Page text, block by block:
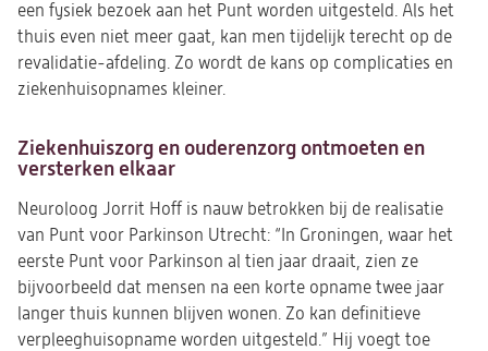
een fysiek bezoek aan het Punt worden uitgesteld. Als het
thuis even niet meer gaat, kan men tijdelijk terecht op de
revalidatie-afdeling. Zo wordt de kans op complicaties en
ziekenhuisopnames kleiner.
Ziekenhuiszorg en ouderenzorg ontmoeten en
versterken elkaar
Neuroloog Jorrit Hoff is nauw betrokken bij de realisatie
van Punt voor Parkinson Utrecht: “In Groningen, waar het
eerste Punt voor Parkinson al tien jaar draait, zien ze
bijvoorbeeld dat mensen na een korte opname twee jaar
langer thuis kunnen blijven wonen. Zo kan definitieve
verpleeghuisopname worden uitgesteld.” Hij voegt toe